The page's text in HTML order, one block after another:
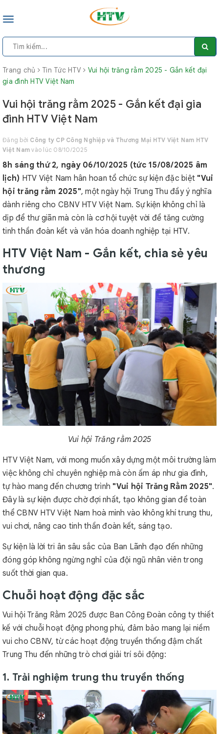
Toggle
Trang chủ Tin Tức HTV
Vui hội trăng rằm 2025 - Gắn kết đại
gia đình HTV Việt Nam
Vui hội trăng rằm 2025 - Gắn kết đại gia
đình HTV Việt Nam
Đăng bởi Công ty CP Công Nghiệp và Thương Mại HTV Việt Nam HTV
Việt Nam vào lúc 08/10/2025
8h sáng thứ 2, ngày 06/10/2025 (tức 15/08/2025 âm
lịch) HTV Việt Nam hân hoan tổ chức sự kiện đặc biệt "Vui
hội trăng rằm 2025", một ngày hội Trung Thu đầy ý nghĩa
dành riêng cho CBNV HTV Việt Nam. Sự kiện không chỉ là
dịp để thư giãn mà còn là cơ hội tuyệt vời để tăng cường
tinh thần đoàn kết và văn hóa doanh nghiệp tại HTV.
HTV Việt Nam - Gắn kết, chia sẻ yêu
thương
Vui hội Trăng rằm 2025
HTV Việt Nam, với mong muốn xây dựng một môi trường làm
việc không chỉ chuyên nghiệp mà còn ấm áp như gia đình,
tự hào mang đến chương trình "Vui hội Trăng Rằm 2025".
Đây là sự kiện được chờ đợi nhất, tạo không gian để toàn
thể CBNV HTV Việt Nam hoà mình vào không khí trung thu,
vui chơi, nâng cao tinh thần đoàn kết, sáng tạo.
Sự kiện là lời tri ân sâu sắc của Ban Lãnh đạo đến những
đóng góp không ngừng nghỉ của đội ngũ nhân viên trong
suốt thời gian qua.
Chuỗi hoạt động đặc sắc
Vui hội Trăng Rằm 2025 được Ban Công Đoàn công ty thiết
kế với chuỗi hoạt động phong phú, đảm bảo mang lại niềm
vui cho CBNV, từ các hoạt động truyền thống đậm chất
Trung Thu đến những trò chơi giải trí sôi động:
1. Trải nghiệm trung thu truyền thống